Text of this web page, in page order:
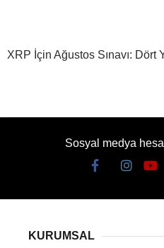
XRP İçin Ağustos Sınavı: Dört
Sosyal medya
KURUMSAL